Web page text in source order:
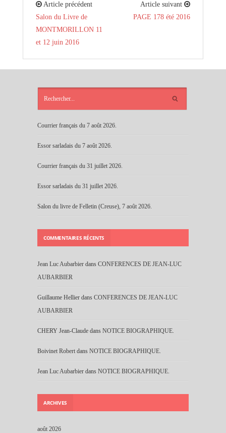
Article précédent
Salon du Livre de
MONTMORILLON 11
et 12 juin 2016
Article suivant
PAGE 178 été 2016
Courrier français du 7 août 2026.
Essor sarladais du 7 août 2026.
Courrier français du 31 juillet 2026.
Essor sarladais du 31 juillet 2026.
Salon du livre de Felletin (Creuse), 7 août 2026.
COMMENTAIRES RÉCENTS
Jean Luc Aubarbier dans CONFERENCES DE JEAN-LUC
AUBARBIER
Guillaume Hellier dans CONFERENCES DE JEAN-LUC
AUBARBIER
CHERY Jean-Claude dans NOTICE BIOGRAPHIQUE.
Boivinet Robert dans NOTICE BIOGRAPHIQUE.
Jean Luc Aubarbier dans NOTICE BIOGRAPHIQUE.
ARCHIVES
août 2026